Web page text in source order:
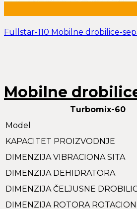
Fullstar-110 Mobilne drobilice-
Mobilne
Turbomix-60
Model
KAPACITET PROIZVODNJE
DIMENZIJA VIBRACIONA SITA
DIMENZIJA DEHIDRATORA
DIMENZIJA ČELJUSNE
DIMENZIJA ROTORA